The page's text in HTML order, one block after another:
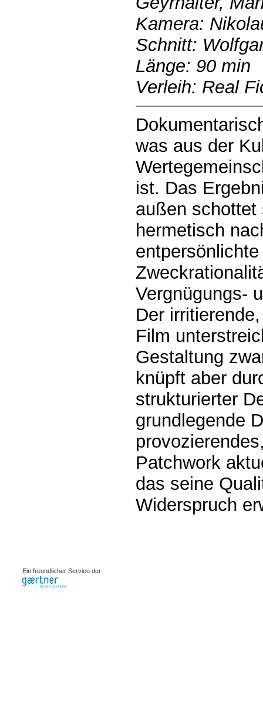
Kamera:
Schnitt:
Länge: 90 min
Verleih: Real
was aus der
ist. Das
außen schottet
hermetisch
Vergnügungs-
Der
Film
Gestaltung
knüpft aber
strukturierter
grundlegende
Patchwork
das seine
Widerspruch
Ein freundlicher Service der